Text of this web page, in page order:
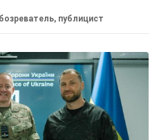
публицист